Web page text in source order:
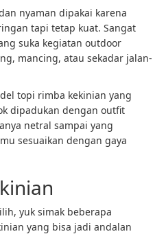
nyaman dipakai karena
tapi tetap kuat. Sangat
suka kegiatan outdoor
mancing, atau sekadar jalan-
topi rimba kekinian yang
dipadukan dengan outfit
netral sampai yang
sesuaikan dengan gaya
yuk simak beberapa
yang bisa jadi andalan